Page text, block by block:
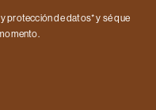
y protección de datos* y sé que